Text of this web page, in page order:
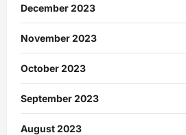
December 2023
November 2023
October 2023
September 2023
August 2023